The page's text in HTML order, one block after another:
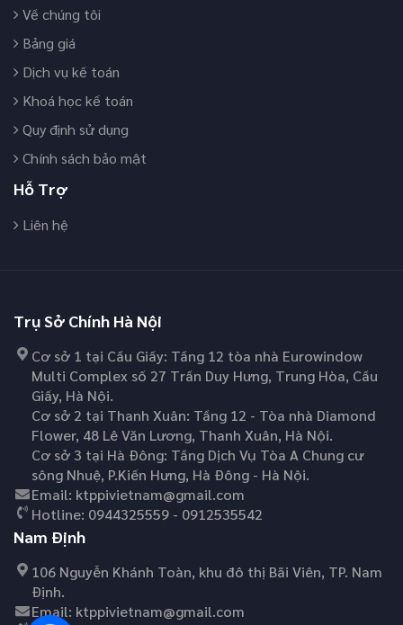
Về chúng tôi
Bảng giá
Dịch vụ kế toán
Khoá học kế toán
Quy định sử dụng
Chính sách bảo mật
Hỗ Trợ
Liên hệ
Trụ Sở Chính Hà Nội
Cơ sở 1 tại Cầu Giấy: Tầng 12 tòa nhà Eurowindow
Multi Complex số 27 Trần Duy Hưng, Trung Hòa, Cầu
Giấy, Hà Nội.
Cơ sở 2 tại Thanh Xuân: Tầng 12 - Tòa nhà Diamond
Flower, 48 Lê Văn Lương, Thanh Xuân, Hà Nội.
Cơ sở 3 tại Hà Đông: Tầng Dịch Vụ Tòa A Chung cư
sông Nhuệ, P.Kiến Hưng, Hà Đông - Hà Nội.
Email: ktppivietnam@gmail.com
Hotline: 0944325559 - 0912535542
Nam Định
106 Nguyễn Khánh Toàn, khu đô thị Bãi Viên, TP. Nam
Định.
Email: ktppivietnam@gmail.com